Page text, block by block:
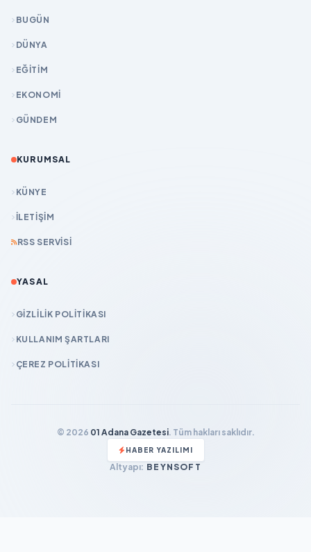
BUGÜN
DÜNYA
EĞİTİM
EKONOMİ
GÜNDEM
KURUMSAL
KÜNYE
İLETIŞIM
RSS SERVISI
YASAL
GIZLILIK POLITIKASI
KULLANIM ŞARTLARI
ÇEREZ POLITIKASI
© 2026 01 Adana Gazetesi. Tüm hakları saklıdır.
HABER YAZILIMI
Altyapı: BEYNSOFT